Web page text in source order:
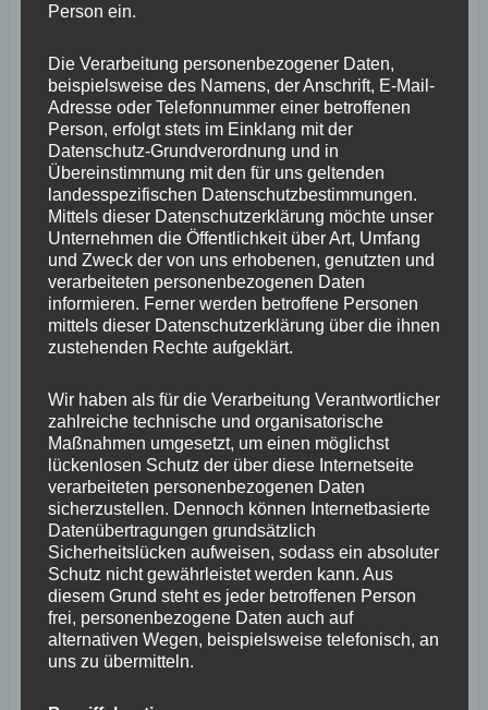
willkommen sind“, so Laymann. Anteilig haben die
Vergangenheit das Feuerwerk mitbezahlt.
Über den Aufbau und die Zukunft tauschten sich die drei
FREIE WÄHLER auch mit dem Geschäftsführer der
Koblenz-Touristik, Claus Hoffmann, aus, der am
Deutschen Eck den Aufbau in Blick nahm und somit
zufällig anwesend war. Weit mehr als 100.000 Besucher
werden auch in diesem Jahr wieder erwartet.
Zusammen mit Bürgermeisterin Laymann war
Zukunft von „Rhein in Flammen“ nach der letzten
Feuerwerksrakete 2023. „Das neue ‚Rhein in Flammen‘
wird schon organisiert, wenn die letzten Gäste am
Sonntag gehen“, erklärte Hoffmann. Daher müsse jetzt
auch schon die Struktur der neuen Veranstalter rasch
geklärt und durch die Kommunalparlamente abgesegnet
werden.
„Wir brauchen aber belastbare Zahlen und
Person ein.
Die Verarbeitung personenbezogener Daten,
beispielsweise des Namens, der Anschrift, E-Mail-
Adresse oder Telefonnummer einer betroffenen
Person, erfolgt stets im Einklang mit der
Datenschutz-Grundverordnung und in
Übereinstimmung mit den für uns geltenden
landesspezifischen Datenschutzbestimmungen.
Mittels dieser Datenschutzerklärung möchte unser
Unternehmen die Öffentlichkeit über Art, Umfang
und Zweck der von uns erhobenen, genutzten und
verarbeiteten personenbezogenen Daten
informieren. Ferner werden betroffene Personen
mittels dieser Datenschutzerklärung über die ihnen
zustehenden Rechte aufgeklärt.
Wir haben als für die Verarbeitung Verantwortlicher
zahlreiche technische und organisatorische
Maßnahmen umgesetzt, um einen möglichst
lückenlosen Schutz der über diese Internetseite
verarbeiteten personenbezogenen Daten
sicherzustellen. Dennoch können Internetbasierte
Datenübertragungen grundsätzlich
Sicherheitslücken aufweisen, sodass ein absoluter
Schutz nicht gewährleistet werden kann. Aus
diesem Grund steht es jeder betroffenen Person
frei, personenbezogene Daten auch auf
alternativen Wegen, beispielsweise telefonisch, an
uns zu übermitteln.